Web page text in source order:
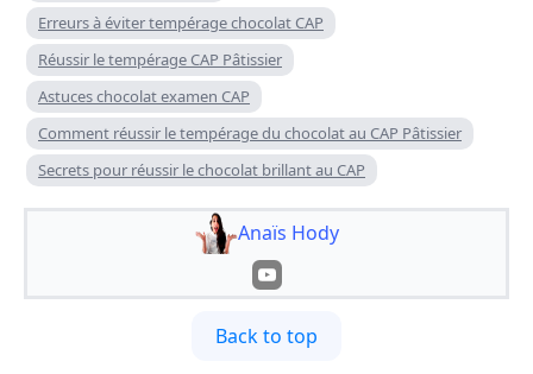
Erreurs à éviter tempérage chocolat CAP
Réussir le tempérage CAP Pâtissier
Astuces chocolat examen CAP
Comment réussir le tempérage du chocolat au CAP Pâtissier
Secrets pour réussir le chocolat brillant au CAP
Anaïs Hody
Back to top